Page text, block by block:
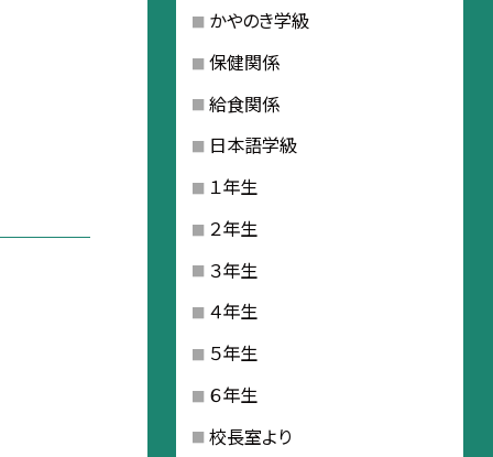
かやのき学級
保健関係
給食関係
日本語学級
１年生
２年生
３年生
４年生
５年生
６年生
校長室より